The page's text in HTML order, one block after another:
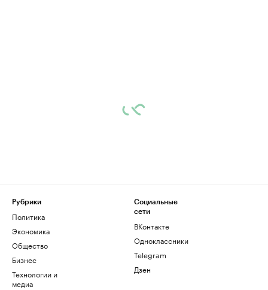
Рубрики
Политика
Экономика
Общество
Бизнес
Технологии и
медиа
Социальные
сети
ВКонтакте
Одноклассники
Telegram
Дзен